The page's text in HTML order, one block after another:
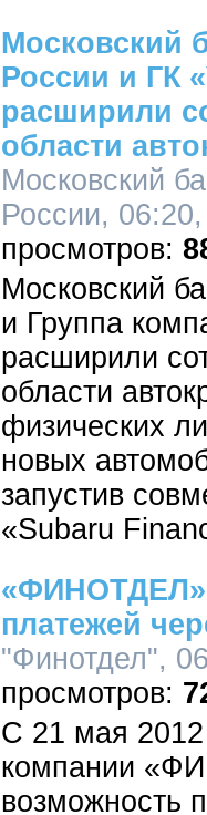
Московский
России и ГК
расширили
области
Московский
России,
Московский
и Группа
расширили
области
физических
новых
запустив
«Subaru
«ФИНОТДЕЛ»
платежей
"Финотдел",
С 21 мая 2012
компании
возможность